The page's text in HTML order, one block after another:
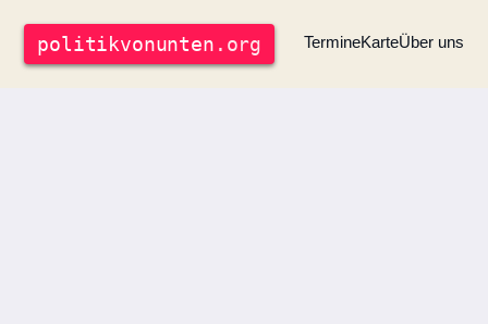
politikvonunten .org TermineKarteÜber uns